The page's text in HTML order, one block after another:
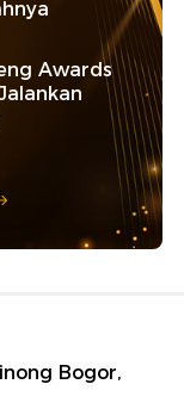
Awards
Bogor,